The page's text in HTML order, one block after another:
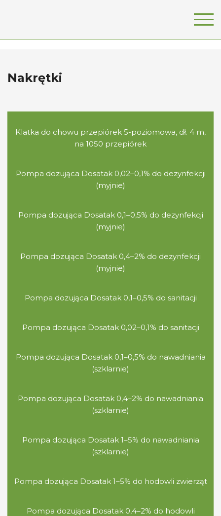
Nakrętki
Klatka do chowu przepiórek 5-poziomowa, dł. 4 m,
na 1050 przepiórek
Pompa dozująca Dosatak 0,02–0,1% do dezynfekcji
(myjnie)
Pompa dozująca Dosatak 0,1–0,5% do dezynfekcji
(myjnie)
Pompa dozująca Dosatak 0,4–2% do dezynfekcji
(myjnie)
Pompa dozująca Dosatak 0,1–0,5% do sanitacji
Pompa dozująca Dosatak 0,02–0,1% do sanitacji
Pompa dozująca Dosatak 0,1–0,5% do nawadniania
(szklarnie)
Pompa dozująca Dosatak 0,4–2% do nawadniania
(szklarnie)
Pompa dozująca Dosatak 1–5% do nawadniania
(szklarnie)
Pompa dozująca Dosatak 1–5% do hodowli zwierząt
Pompa dozująca Dosatak 0,4–2% do hodowli